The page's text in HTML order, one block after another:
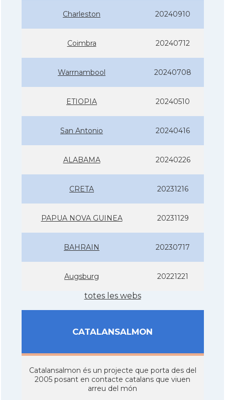
Charleston 20240910
Coimbra 20240712
Warrnambool 20240708
ETIOPIA 20240510
San Antonio 20240416
ALABAMA 20240226
CRETA 20231216
PAPUA NOVA GUINEA 20231129
BAHRAIN 20230717
Augsburg 20221221
totes les webs
CATALANSALMON
Catalansalmon és un projecte que porta des del
2005 posant en contacte catalans que viuen
arreu del món